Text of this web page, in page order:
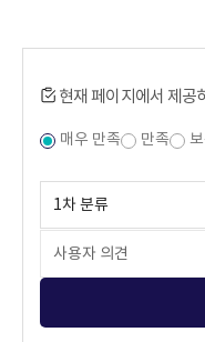
현재 페이지에서 제공
매우 만족 만족